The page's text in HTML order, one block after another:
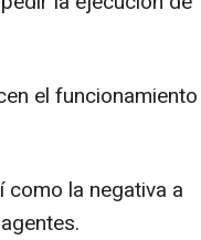
el funcionamiento
la negativa a